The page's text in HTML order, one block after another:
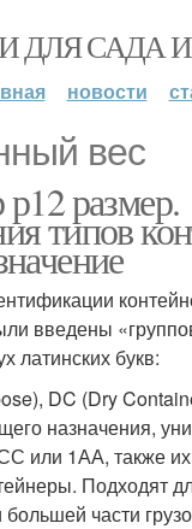
ДЛЯ САДА
новости
вес
размер.
типов
введены
латинских букв:
DC (Dry
назначения,
или 1АА, также
Подходят
части